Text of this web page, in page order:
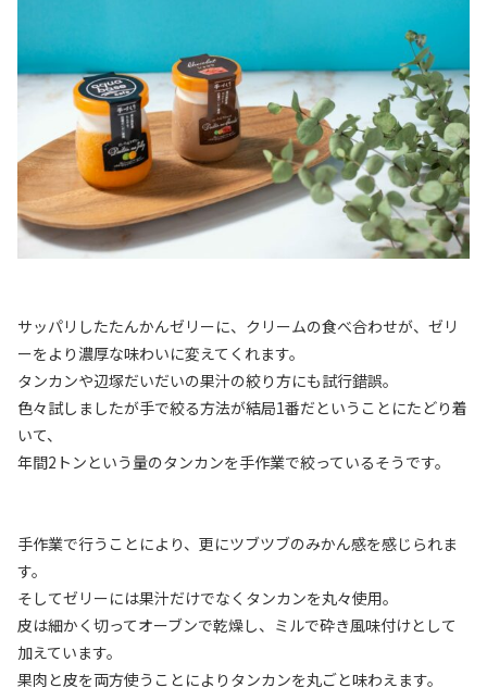
サッパリしたたんかんゼリーに、クリームの食べ合わせが、ゼリ
ーをより濃厚な味わいに変えてくれます。
タンカンや辺塚だいだいの果汁の絞り方にも試行錯誤。
色々試しましたが手で絞る方法が結局1番だということにたどり着
いて、
年間2トンという量のタンカンを手作業で絞っているそうです。
手作業で行うことにより、更にツブツブのみかん感を感じられま
す。
そしてゼリーには果汁だけでなくタンカンを丸々使用。
皮は細かく切ってオーブンで乾燥し、ミルで砕き風味付けとして
加えています。
果肉と皮を両方使うことによりタンカンを丸ごと味わえます。